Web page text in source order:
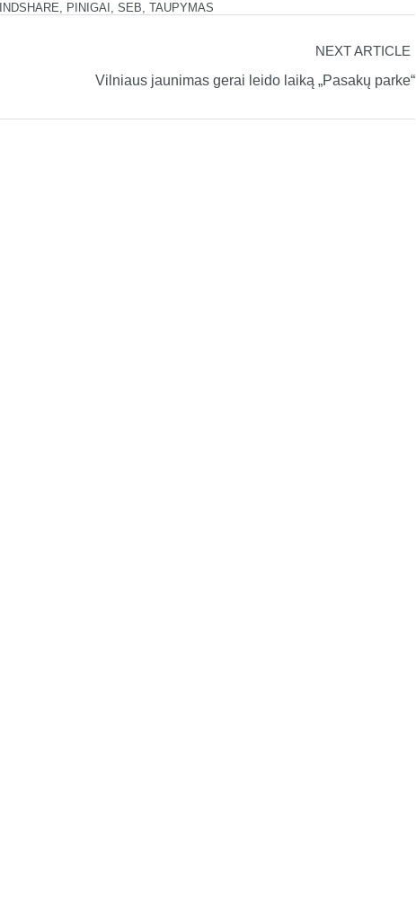
, PINIGAI , SEB, TAUPYMAS
NEXT ARTICLE
Vilniaus jaunimas gerai leido laiką „Pasakų parke“